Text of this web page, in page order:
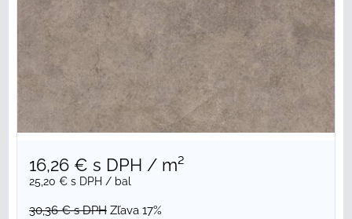
16,26 € s DPH / m²
25,20 € s DPH / bal
30,36 €s DPH Zľava 17%